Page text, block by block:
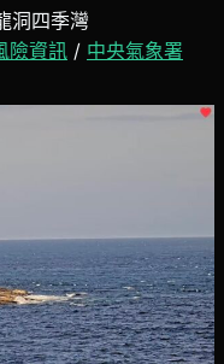
洞四季灣
險資訊 / 中央氣象署